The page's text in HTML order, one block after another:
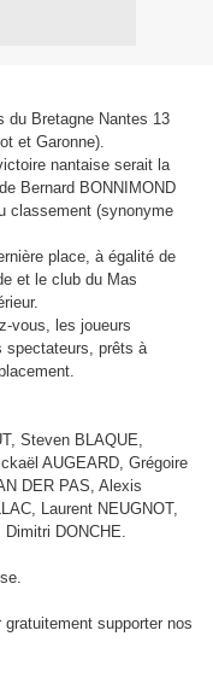
du Bretagne Nantes 13
et Garonne).
nantaise serait la
Bernard BONNIMOND
classement (synonyme
place, à égalité de
et le club du Mas
vous, les joueurs
spectateurs, prêts à
Steven BLAQUE,
AUGEARD, Grégoire
DER PAS, Alexis
Laurent NEUGNOT,
DONCHE.
supporter nos